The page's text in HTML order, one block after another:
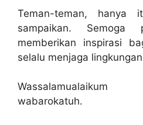
Teman-teman,
sampaikan.
memberikan inspirasi
selalu menjaga
wabarokatuh.